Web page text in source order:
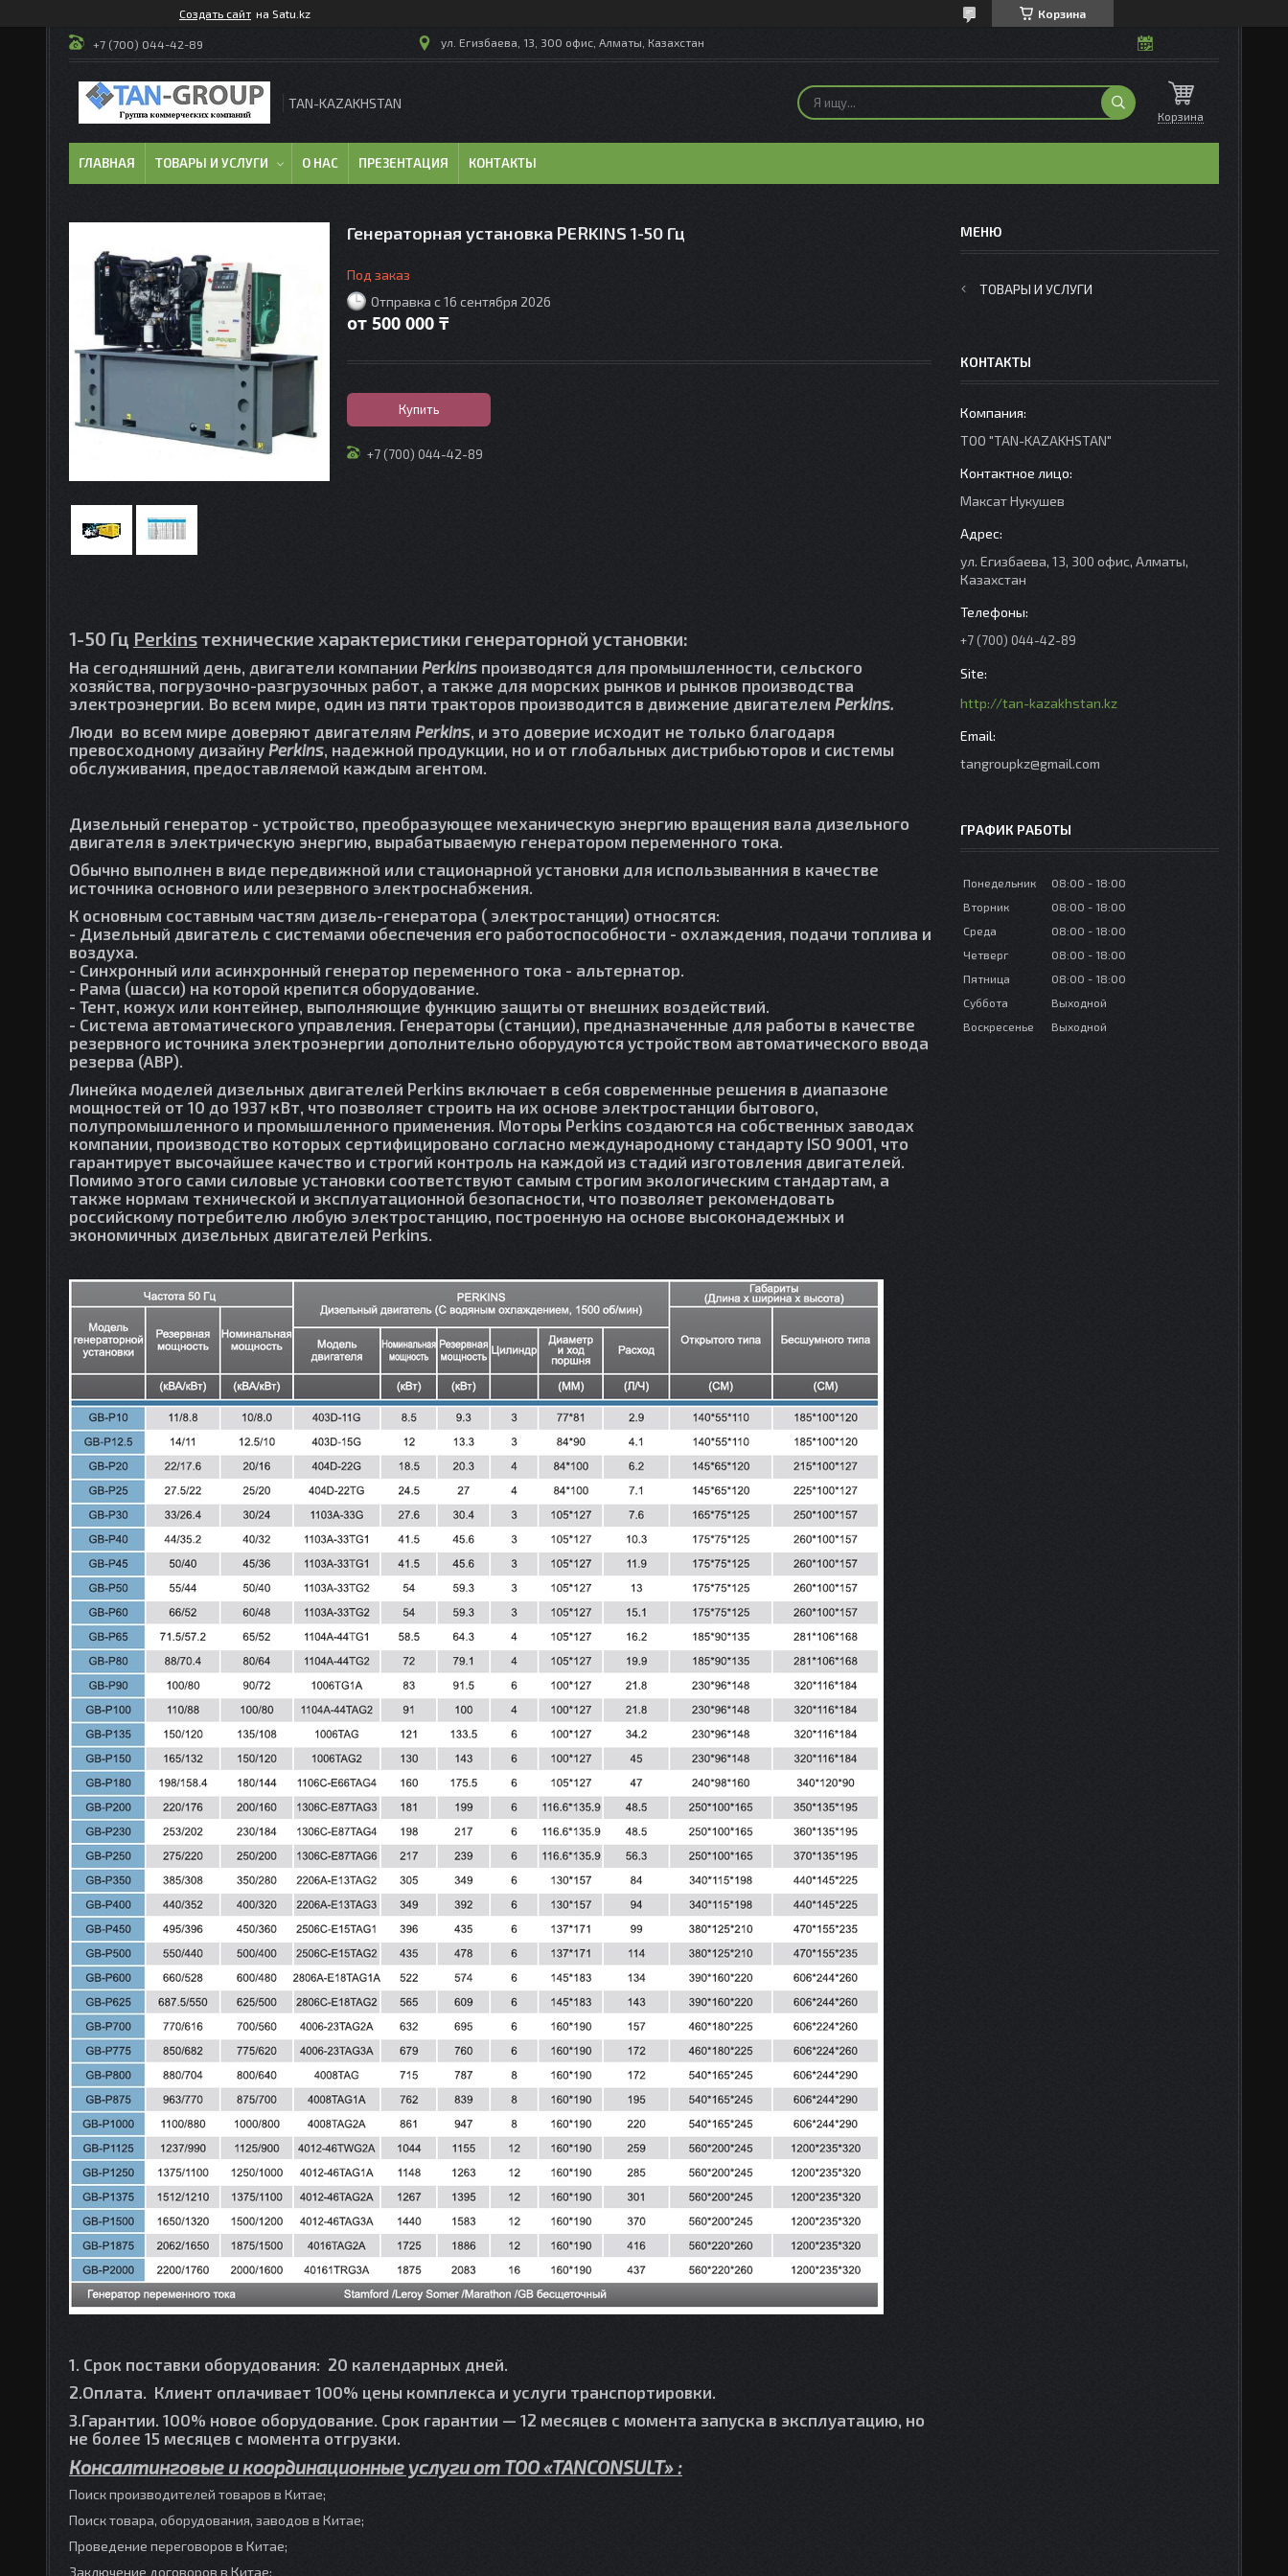
Создать сайт на Satu.kz Корзина
+7 (700) 044-42-89 ул. Егизбаева, 13, 300 офис, Алматы, Казахстан
TAN-KAZAKHSTAN
Корзина
ГЛАВНАЯ ТОВАРЫ И УСЛУГИ О НАС ПРЕЗЕНТАЦИЯ КОНТАКТЫ
Генераторная установка PERKINS 1-50 Гц
Под заказ
Отправка с 16 сентября 2026
от 500 000 ₸
Купить
+7 (700) 044-42-89
1-50 Гц Perkinsтехнические характеристики генераторной установки:
На сегодняшний день, двигатели компании Perkins производятся для промышленности, сельского
хозяйства, погрузочно-разгрузочных работ, а также для морских рынков и рынков производства
электроэнергии. Во всем мире, один из пяти тракторов производится в движение двигателем Perkins.
Люди во всем мире доверяют двигателям Perkins, и это доверие исходит не только благодаря
превосходному дизайну Perkins, надежной продукции, но и от глобальных дистрибьюторов и системы
обслуживания, предоставляемой каждым агентом.
Дизельный генератор - устройство, преобразующее механическую энергию вращения вала дизельного
двигателя в электрическую энергию, вырабатываемую генератором переменного тока.
Обычно выполнен в виде передвижной или стационарной установки для использыванния в качестве
источника основного или резервного электроснабжения.
К основным составным частям дизель-генератора ( электростанции) относятся:
- Дизельный двигатель с системами обеспечения его работоспособности - охлаждения, подачи топлива и
воздуха.
- Синхронный или асинхронный генератор переменного тока - альтернатор.
- Рама (шасси) на которой крепится оборудование.
- Тент, кожух или контейнер, выполняющие функцию защиты от внешних воздействий.
- Система автоматического управления. Генераторы (станции), предназначенные для работы в качестве
резервного источника электроэнергии дополнительно оборудуются устройством автоматического ввода
резерва (АВР).
Линейка моделей дизельных двигателей Perkins включает в себя современные решения в диапазоне
мощностей от 10 до 1937 кВт, что позволяет строить на их основе электростанции бытового,
полупромышленного и промышленного применения. Моторы Perkins создаются на собственных заводах
компании, производство которых сертифицировано согласно международному стандарту ISO 9001, что
гарантирует высочайшее качество и строгий контроль на каждой из стадий изготовления двигателей.
Помимо этого сами силовые установки соответствуют самым строгим экологическим стандартам, а
также нормам технической и эксплуатационной безопасности, что позволяет рекомендовать
российскому потребителю любую электростанцию, построенную на основе высоконадежных и
экономичных дизельных двигателей Perkins.
1. Срок поставки оборудования: 20 календарных дней.
2.Оплата. Клиент оплачивает 100% цены комплекса и услуги транспортировки.
3.Гарантии. 100% новое оборудование. Срок гарантии — 12 месяцев с момента запуска в эксплуатацию, но
не более 15 месяцев с момента отгрузки.
Консалтинговые и координационные услуги от TOO «TANCONSULT» :
Поиск производителей товаров в Китае;
Поиск товара, оборудования, заводов в Китае;
Проведение переговоров в Китае;
Заключение договоров в Китае;
ТОВАРЫ И УСЛУГИ
КОНТАКТЫ
ТОО "TAN-KAZAKHSTAN"
Максат Нукушев
ул. Егизбаева, 13, 300 офис, Алматы,
Казахстан
+7 (700) 044-42-89
http://tan-kazakhstan.kz
tangroupkz@gmail.com
ГРАФИК РАБОТЫ
Понедельник 08:00
18:00
Вторник
08:00
18:00
Среда
08:00
18:00
Четверг
08:00
18:00
Пятница
08:00
18:00
Суббота
Выходной
Воскресенье
Выходной